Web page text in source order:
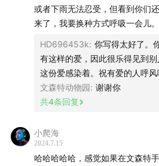
- 目前看下来，效果如何？
- 会怎么评判这个公司的成功？
觉得 Stand:by 这个项目成了？
- 作为一个深度参与者，会如何描
年是否有哪些关键节点，事后看是
的？
或者下雨无法忍受，但看到你们
来了，我要换种方式呼吸一会儿。
HD696453k: 你写得太好了。
有这样的爱，因此很乐得见到
这份爱感染着。祝有爱的人呼风
文森特动物园: 谢谢你
共4条回复
小爬海
2024.7.15
哈哈哈哈哈，感觉如果在文森特